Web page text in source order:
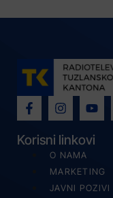
Korisni linkovi
O NAMA
MARKETING
JAVNI POZIVI